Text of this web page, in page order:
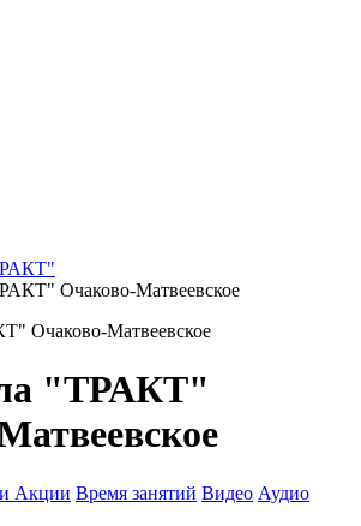
Очаково-Матвеевское
"ТРАКТ"
Акции Время занятий Видео Аудио